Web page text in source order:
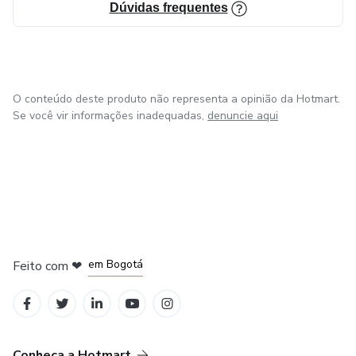
Dúvidas frequentes
O conteúdo deste produto não representa a opinião da Hotmart.
Se você vir informações inadequadas, denuncie aqui
Feito com ❤ em Bogotá